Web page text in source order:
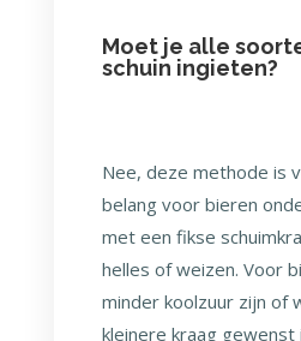
Moet je alle
schuin ingieten?
Nee, deze methode is
belang voor bieren
met een fikse
helles of weizen. Voor
minder koolzuur zijn of
kleinere kraag gewenst